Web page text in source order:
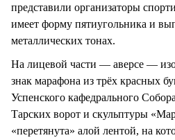
представили организаторы
имеет форму пятиугольника и
металлических тонах.
На лицевой части — аверсе —
знак марафона из трёх красных
Успенского кафедрального
Тарских ворот и скульптуры
«перетянута» алой лентой, на